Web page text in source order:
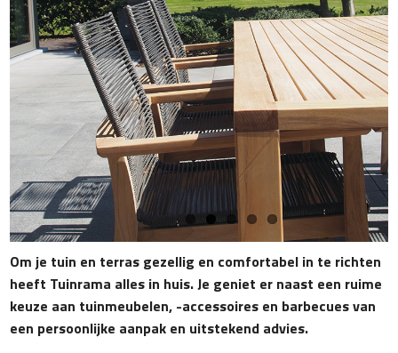
Om je tuin en terras gezellig en comfortabel in te richten
heeft Tuinrama alles in huis. Je geniet er naast een ruime
keuze aan tuinmeubelen, -accessoires en barbecues van
een persoonlijke aanpak en uitstekend advies.